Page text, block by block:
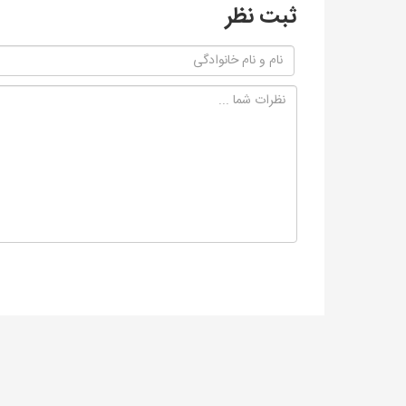
ثبت نظر